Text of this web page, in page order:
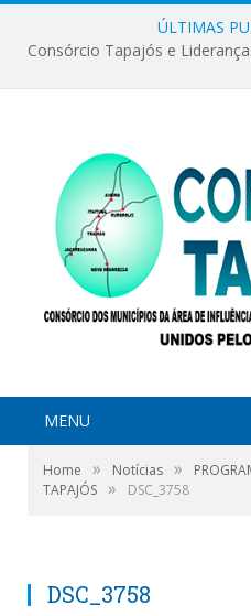
ÚLTIMAS
MENU
Home » Notícias »
TAPAJÓS » DSC_3758
DSC_3758